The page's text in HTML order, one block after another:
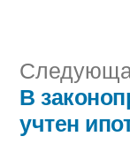
В
учтен